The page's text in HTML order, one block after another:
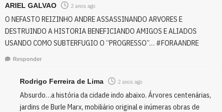
ARIEL GALVAO 2 anos ago
O NEFASTO REIZINHO ANDRE ASSASSINANDO ARVORES E
DESTRUINDO A HISTORIA BENEFICIANDO AMIGOS E ALIADOS
USANDO COMO SUBTERFUGIO O “PROGRESSO”… #FORAANDRE
Responder
Rodrigo Ferreira de Lima 2 anos ago
Absurdo…a história da cidade indo abaixo. Árvores centenárias,
jardins de Burle Marx, mobiliário original e inúmeras obras de